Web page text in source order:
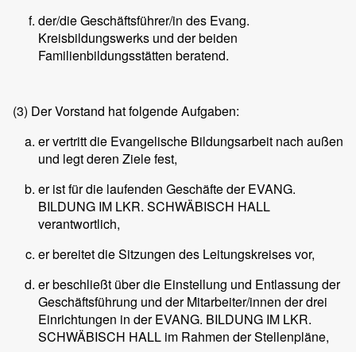
der/die Geschäftsführer/in des Evang.
Kreisbildungswerks und der beiden
Familienbildungsstätten beratend.
(3) Der Vorstand hat folgende Aufgaben:
er vertritt die Evangelische Bildungsarbeit nach außen
und legt deren Ziele fest,
er ist für die laufenden Geschäfte der EVANG.
BILDUNG IM LKR. SCHWÄBISCH HALL
verantwortlich,
er bereitet die Sitzungen des Leitungskreises vor,
er beschließt über die Einstellung und Entlassung der
Geschäftsführung und der Mitarbeiter/innen der drei
Einrichtungen in der EVANG. BILDUNG IM LKR.
SCHWÄBISCH HALL im Rahmen der Stellenpläne,